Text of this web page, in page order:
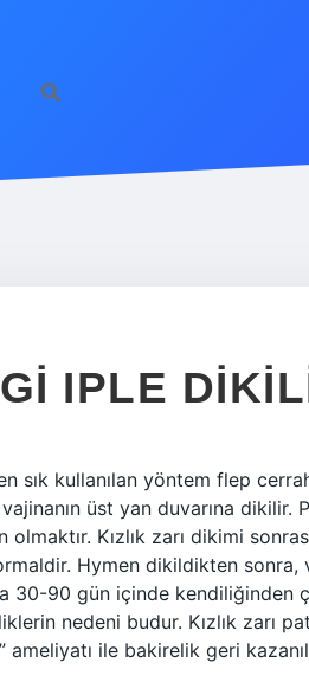
IPLE
sık kullanılan yöntem flep
üst yan duvarına dikilir.
Kızlık zarı dikimi
Hymen dikildikten sonra,
30-90 gün içinde kendiliğinden
nedeni budur. Kızlık zarı
ameliyatı ile bakirelik geri